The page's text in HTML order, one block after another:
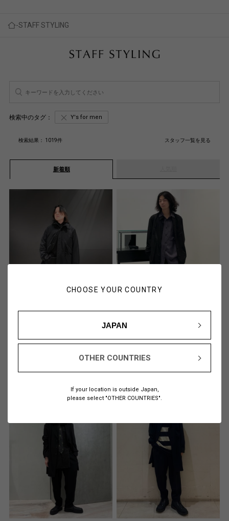
CHOOSE YOUR COUNTRY
JAPAN
OTHER COUNTRIES
If your location is outside Japan,
please select "OTHER COUNTRIES".
STAFF STYLING
検索中のタグ： Y's for men
検索結果： 1019件 スタッフ一覧を見る
新着順
Mori
WILDSIDE YOHJI YAMAMOTO
Matsuda
Yohji Yamamoto POUR HOMME